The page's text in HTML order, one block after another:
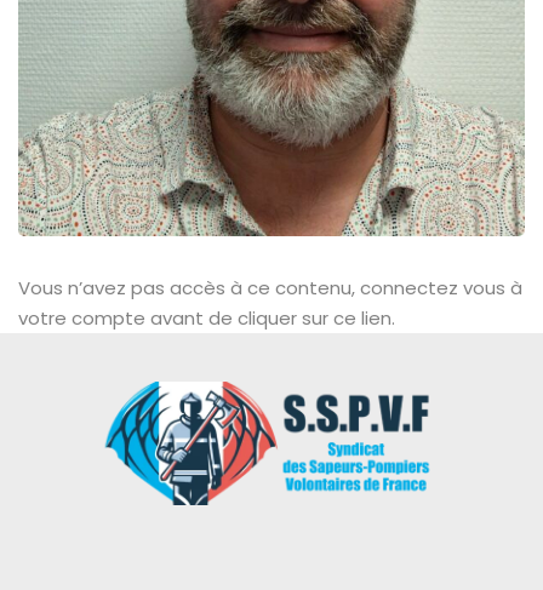
Vous n’avez pas accès à ce contenu, connectez vous à
votre compte avant de cliquer sur ce lien.